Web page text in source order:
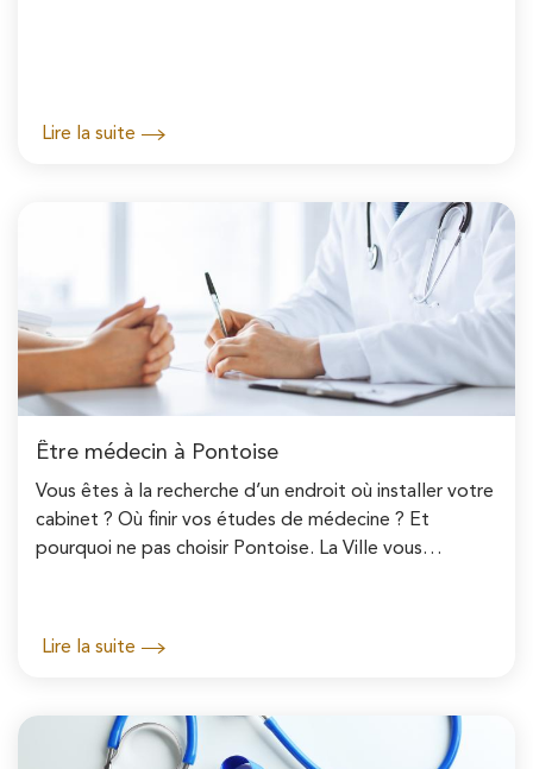
Lire la suite
Être médecin à Pontoise
Vous êtes à la recherche d’un endroit où installer votre
cabinet ? Où finir vos études de médecine ? Et
pourquoi ne pas choisir Pontoise. La Ville vous
Lire la suite